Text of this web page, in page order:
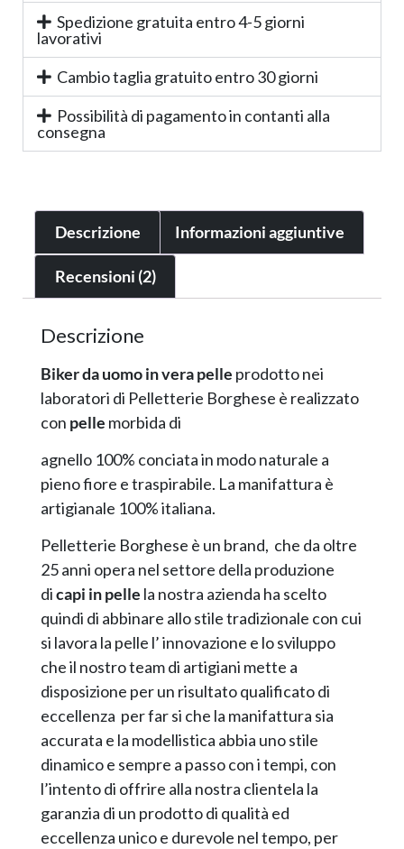
Spedizione gratuita entro 4-5 giorni
lavorativi
Cambio taglia gratuito entro 30 giorni
Possibilità di pagamento in contanti alla
consegna
Descrizione Informazioni aggiuntive
Recensioni (2)
Descrizione
Biker da uomo in vera pelle prodotto nei
laboratori di Pelletterie Borghese è realizzato
con pelle morbida di
agnello 100% conciata in modo naturale a
pieno fiore e traspirabile. La manifattura è
artigianale 100% italiana.
Pelletterie Borghese è un brand, che da oltre
25 anni opera nel settore della produzione
dicapi in pelle la nostra azienda ha scelto
quindi di abbinare allo stile tradizionale con cui
si lavora la pelle l’ innovazione e lo sviluppo
che il nostro team di artigiani mette a
disposizione per un risultato qualificato di
eccellenza per far si che la manifattura sia
accurata e la modellistica abbia uno stile
dinamico e sempre a passo con i tempi, con
l’intento di offrire alla nostra clientela la
garanzia di un prodotto di qualità ed
eccellenza unico e durevole nel tempo, per